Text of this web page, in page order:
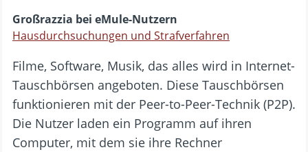
Großrazzia bei eMule-Nutzern
Hausdurchsuchungen und Strafverfahren
Filme, Software, Musik, das alles wird in Internet-
Tauschbörsen angeboten. Diese Tauschbörsen
funktionieren mit der Peer-to-Peer-Technik (P2P).
Die Nutzer laden ein Programm auf ihren
Computer, mit dem sie ihre Rechner